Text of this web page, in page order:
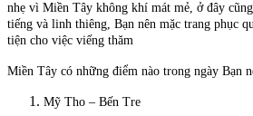
nhẹ vì Miền Tây không khí mát mẻ, ở đây
tiếng và linh thiêng, Bạn nên mặc trang phục
tiện cho việc viếng thăm
Miền Tây có những điểm nào trong ngày Bạn
Mỹ Tho – Bến Tre